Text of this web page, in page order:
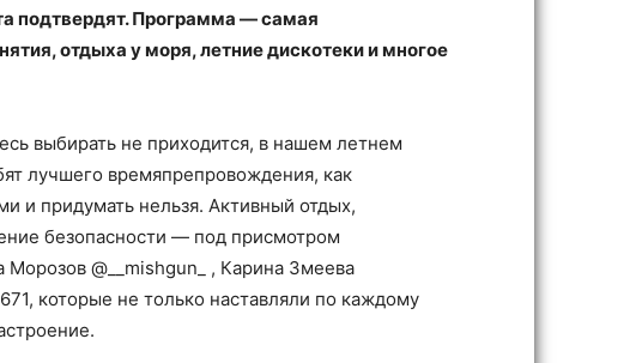
подтвердят. Программа — самая
отдыха у моря, летние дискотеки и многое
выбирать не приходится, в нашем летнем
лучшего времяпрепровождения, как
и придумать нельзя. Активный отдых,
безопасности — под присмотром
@__mishgun_ , Карина Змеева
которые не только наставляли по каждому